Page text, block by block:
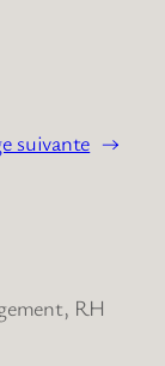
suivante →
RH